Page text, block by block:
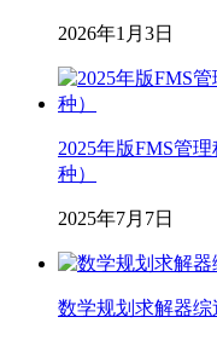
2026年1月3日
2025年版FMS管
种）
2025年7月7日
数学规划求解器